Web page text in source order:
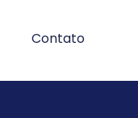
Contato